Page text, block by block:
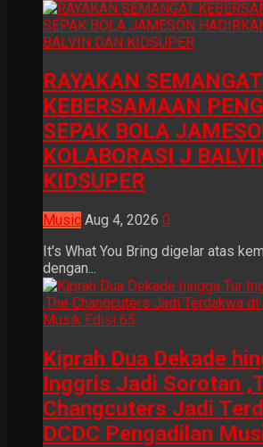
RAYAKAN SEMANGAT
KEBERSAMAAN
SEPAK BOLA
KOLABORASI J
KIDSUPER
Music Aug 4, 2026 0
It's What You Bring digelar atas
dengan...
Kiprah Dua Dekade
Inggris Jadi Sorotan
Changcuters Jadi
DCDC Pengadilan